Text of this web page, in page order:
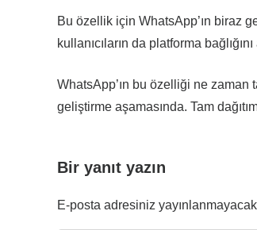
Bu özellik için WhatsApp’ın biraz
kullanıcıların da platforma
WhatsApp’ın bu özelliği ne zaman
geliştirme aşamasında. Tam
Bir yanıt yazın
E-posta adresiniz